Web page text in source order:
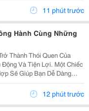
Phòng Và Những Người
11 phút trước
Hành Cùng Những
Thành Thói Quen Của
Và Tiện Lợi. Một Chiếc
Sẽ Giúp Bạn Dễ Dàng
Trường, Văn Phòng
Chuyến Đi Mà Không Mất
12 phút trước